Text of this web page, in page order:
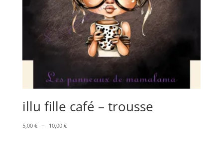
illu fille café – trousse
5,00 € – 10,00 €Plage